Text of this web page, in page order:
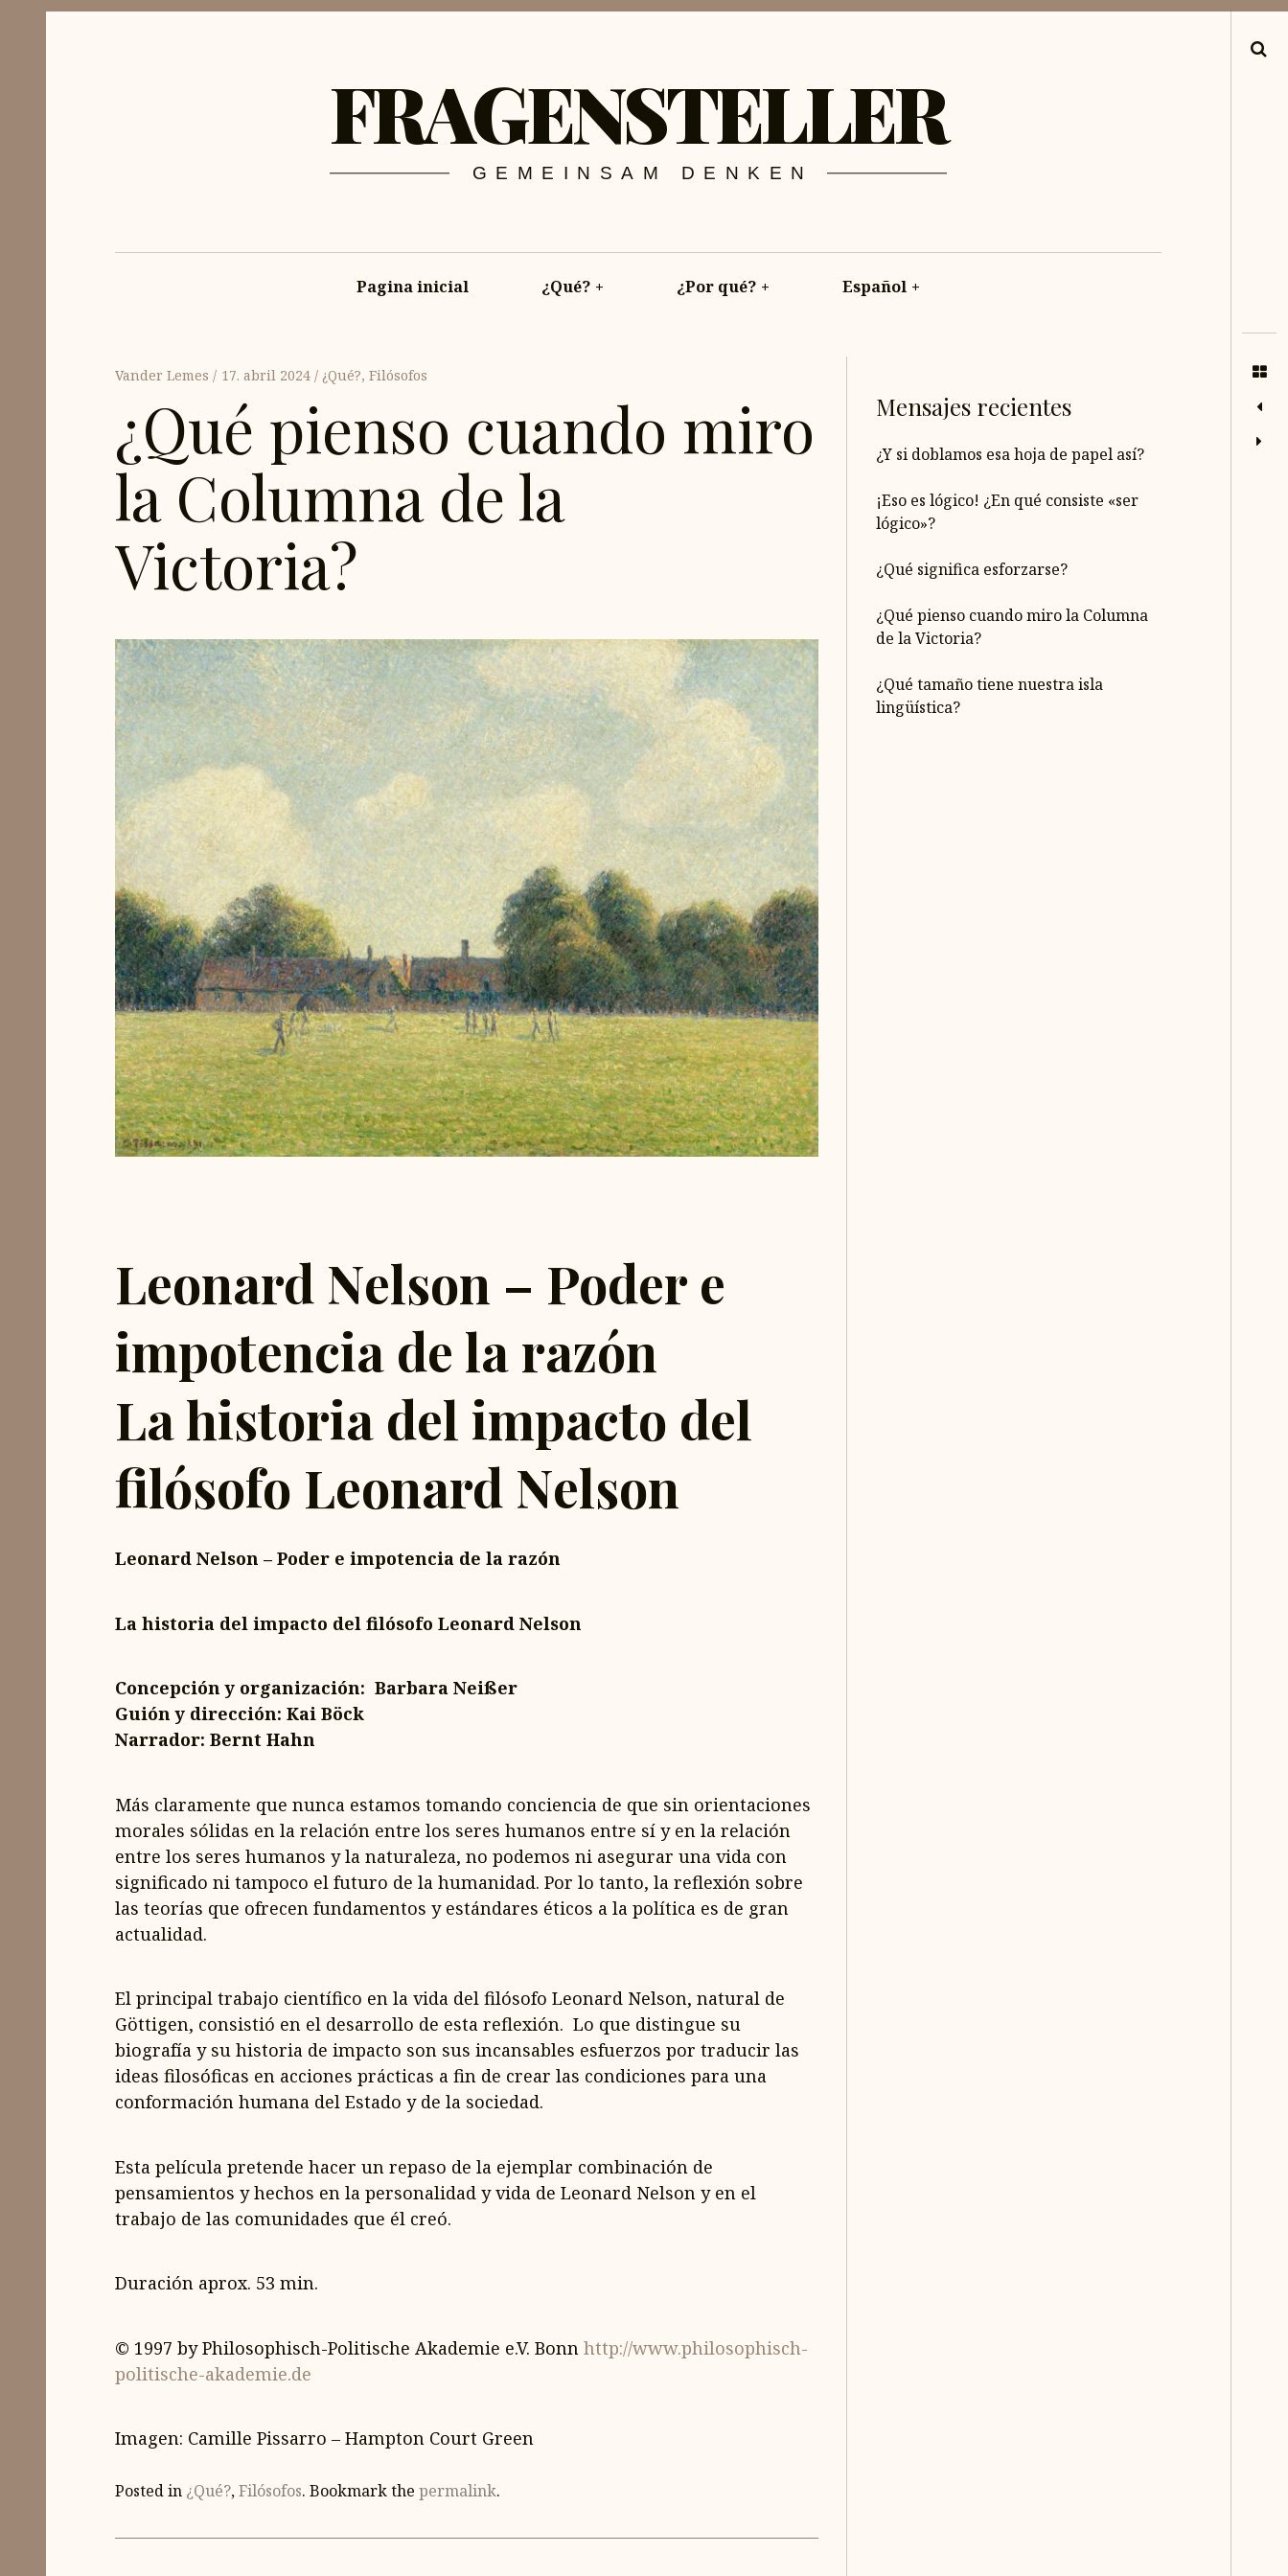
FRAGENSTELLER
GEMEINSAM DENKEN
Pagina inicial ¿Qué? + ¿Por qué? + Español +
Vander Lemes 17. abril 2024 ¿Qué?, Filósofos
¿Qué pienso cuando miro
la Columna de la
Victoria?
Leonard Nelson – Poder e
impotencia de la razón
La historia del impacto del
filósofo Leonard Nelson
Leonard Nelson – Poder e impotencia de la razón
La historia del impacto del filósofo Leonard Nelson
Concepción y organización: Barbara Neißer
Guión y dirección: Kai Böck
Narrador: Bernt Hahn
Más claramente que nunca estamos tomando conciencia de que sin orientaciones
morales sólidas en la relación entre los seres humanos entre sí y en la relación
entre los seres humanos y la naturaleza, no podemos ni asegurar una vida con
significado ni tampoco el futuro de la humanidad. Por lo tanto, la reflexión sobre
las teorías que ofrecen fundamentos y estándares éticos a la política es de gran
actualidad.
El principal trabajo científico en la vida del filósofo Leonard Nelson, natural de
Göttigen, consistió en el desarrollo de esta reflexión. Lo que distingue su
biografía y su historia de impacto son sus incansables esfuerzos por traducir las
ideas filosóficas en acciones prácticas a fin de crear las condiciones para una
conformación humana del Estado y de la sociedad.
Esta película pretende hacer un repaso de la ejemplar combinación de
pensamientos y hechos en la personalidad y vida de Leonard Nelson y en el
trabajo de las comunidades que él creó.
Duración aprox. 53 min.
© 1997 by Philosophisch-Politische Akademie e.V. Bonn http://www.philosophisch-
politische-akademie.de
Imagen: Camille Pissarro – Hampton Court Green
Posted in ¿Qué?,Filósofos. Bookmark the permalink.
Mensajes recientes
¿Y si doblamos esa hoja de papel así?
¡Eso es lógico! ¿En qué consiste «ser
lógico»?
¿Qué significa esforzarse?
¿Qué pienso cuando miro la Columna
de la Victoria?
¿Qué tamaño tiene nuestra isla
lingüística?